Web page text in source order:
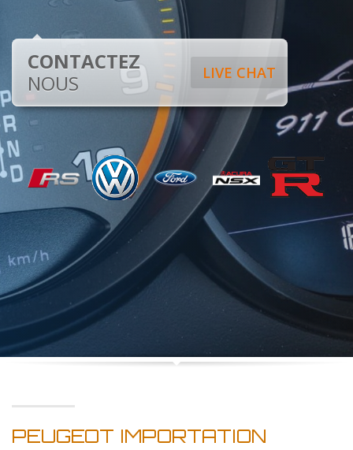
LIVE CHAT
CONTACTEZ
NOUS
PEUGEOT IMPORTATION